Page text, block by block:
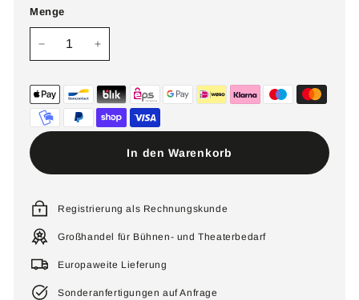
Menge
In den Warenkorb
Registrierung als Rechnungskunde
Großhandel für Bühnen- und Theaterbedarf
Europaweite Lieferung
Sonderanfertigungen auf Anfrage